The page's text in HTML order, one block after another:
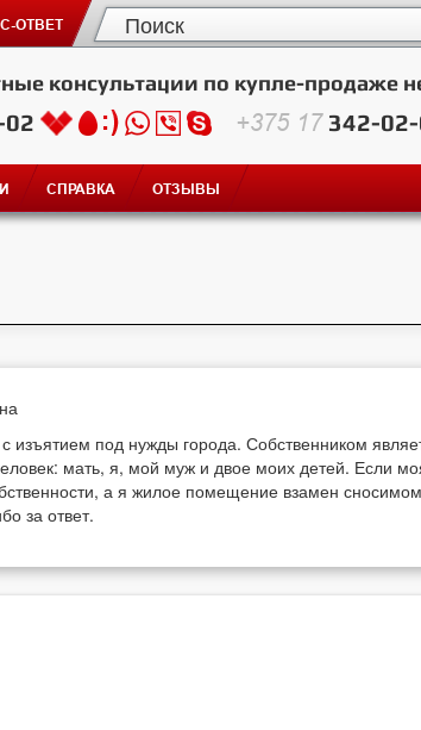
ОТВЕТ
консультации по купле-продаже
+375 17342-02-
СПРАВКА ОТЗЫВЫ
изъятием под нужды города. Собственником
мать, я, мой муж и двое моих детей. Если
а я жилое помещение взамен
за ответ.